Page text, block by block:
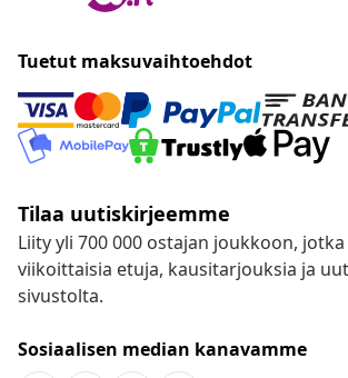
Tuetut maksuvaihtoehdot
Tilaa uutiskirjeemme
Liity yli 700 000 ostajan joukkoon,
viikoittaisia etuja, kausitarjouksia ja
sivustolta.
Sosiaalisen median kanavamme